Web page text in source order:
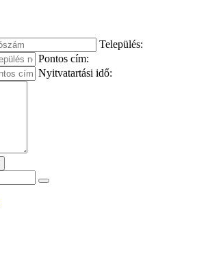
Település:
Pontos cím:
Nyitvatartási idő: